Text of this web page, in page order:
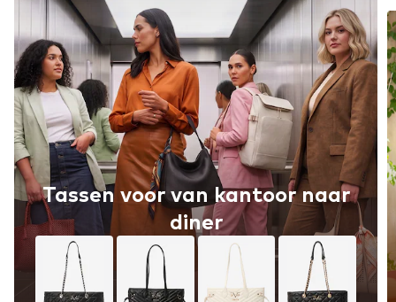
Tassen voor van kantoor naar
diner